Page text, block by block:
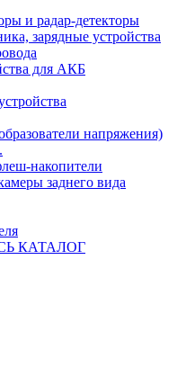
и радар-детекторы
зарядные устройства
для АКБ
напряжения)
накопители
заднего вида
КАТАЛОГ